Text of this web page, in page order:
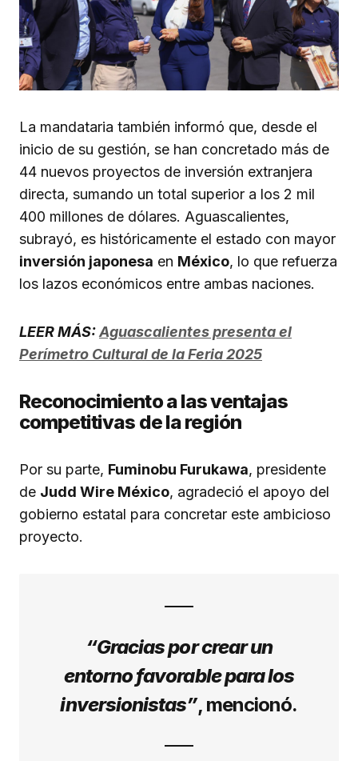
La mandataria también informó que, desde el
inicio de su gestión, se han concretado más de
44 nuevos proyectos de inversión extranjera
directa, sumando un total superior a los 2 mil
400 millones de dólares. Aguascalientes,
subrayó, es históricamente el estado con mayor
inversión japonesa en México, lo que refuerza
los lazos económicos entre ambas naciones.
LEER MÁS:Aguascalientes presenta el
Perímetro Cultural de la Feria 2025
Reconocimiento a las ventajas
competitivas de la región
Por su parte, Fuminobu Furukawa, presidente
de Judd Wire México, agradeció el apoyo del
gobierno estatal para concretar este ambicioso
proyecto.
“Gracias por crear un
entorno favorable para los
inversionistas”, mencionó.